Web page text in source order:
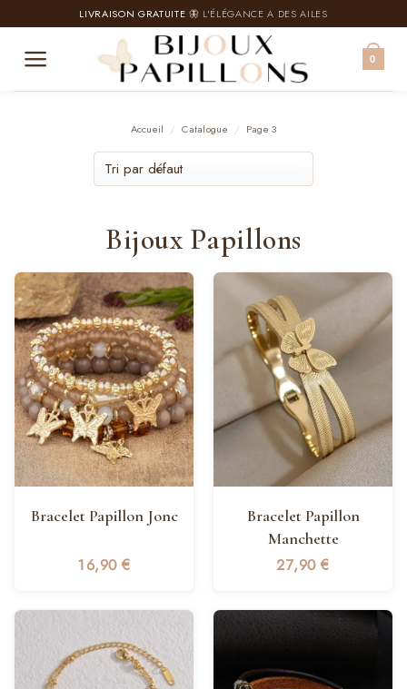
au
contenu
LIVRAISON GRATUITE 🦋 L'ÉLÉGANCE A DES AILES
0
Accueil / Catalogue / Page 3
Bijoux Papillons
Bracelet Papillon Jonc
16,90€
Bracelet Papillon
Manchette
27,90€